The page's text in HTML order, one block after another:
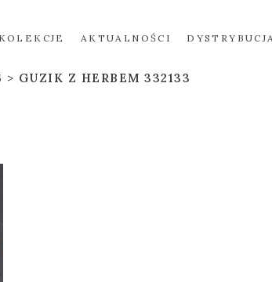
KOLEKCJE AKTUALNOŚCI DYSTRYBUCJA
GUZIK Z HERBEM 332133